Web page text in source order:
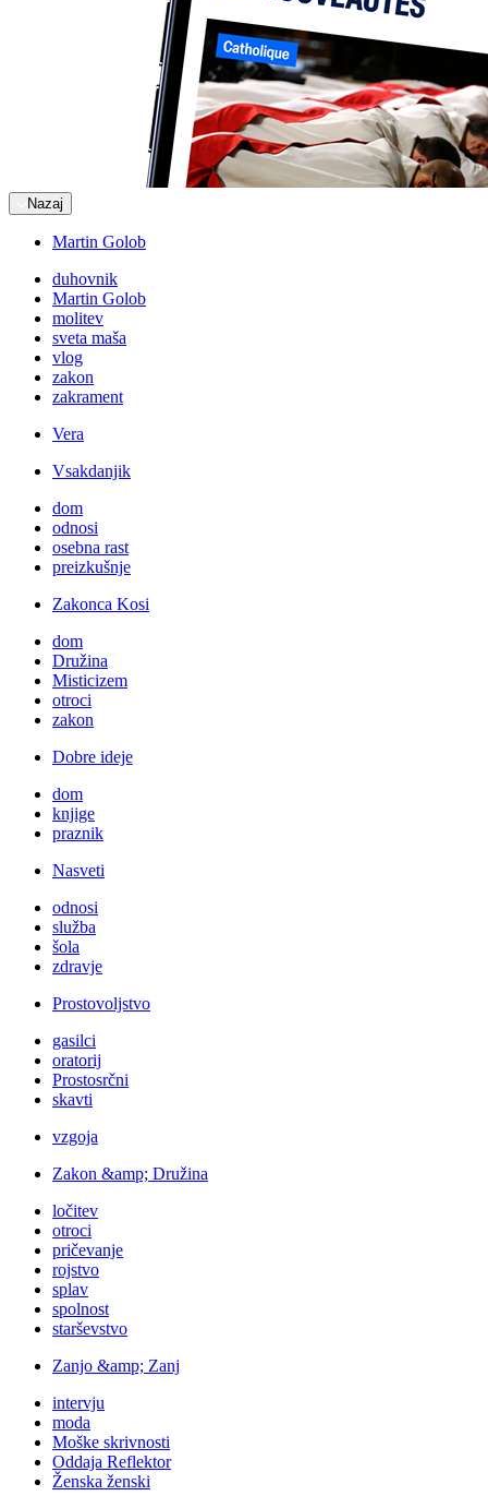
Nazaj
Martin Golob
duhovnik
Martin Golob
molitev
sveta maša
vlog
zakon
zakrament
Vera
Vsakdanjik
dom
odnosi
osebna rast
preizkušnje
Zakonca Kosi
dom
Družina
Misticizem
otroci
zakon
Dobre ideje
dom
knjige
praznik
Nasveti
odnosi
služba
šola
zdravje
Prostovoljstvo
gasilci
oratorij
Prostosrčni
skavti
vzgoja
Zakon &amp; Družina
ločitev
otroci
pričevanje
rojstvo
splav
spolnost
starševstvo
Zanjo &amp; Zanj
intervju
moda
Moške skrivnosti
Oddaja Reflektor
Ženska ženski